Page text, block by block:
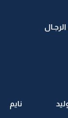
نايم